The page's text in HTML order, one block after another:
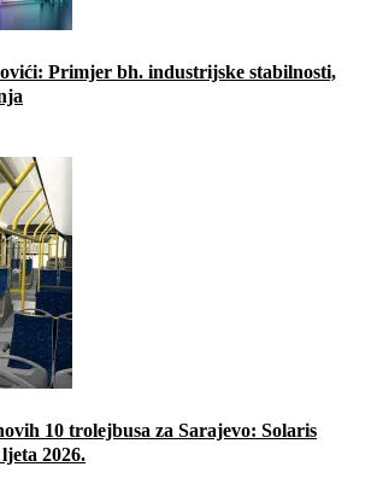
Primjer bh. industrijske stabilnosti,
10 trolejbusa za Sarajevo: Solaris
2026.